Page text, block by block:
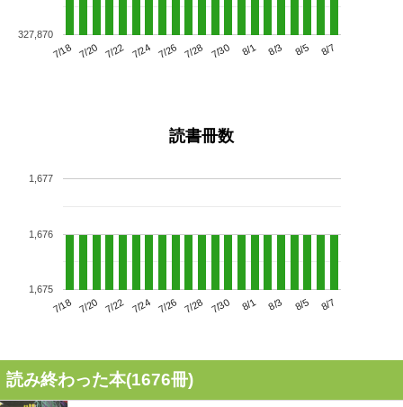
7/18 7/20 7/22 7/24 7/26 7/28 7/30 8/1 8/3 8/5 8/7
327,870
読書冊数
7/18 7/20 7/22 7/24 7/26 7/28 7/30 8/1 8/3 8/5 8/7
1,675
1,676
1,677
読み終わった本(1676冊)